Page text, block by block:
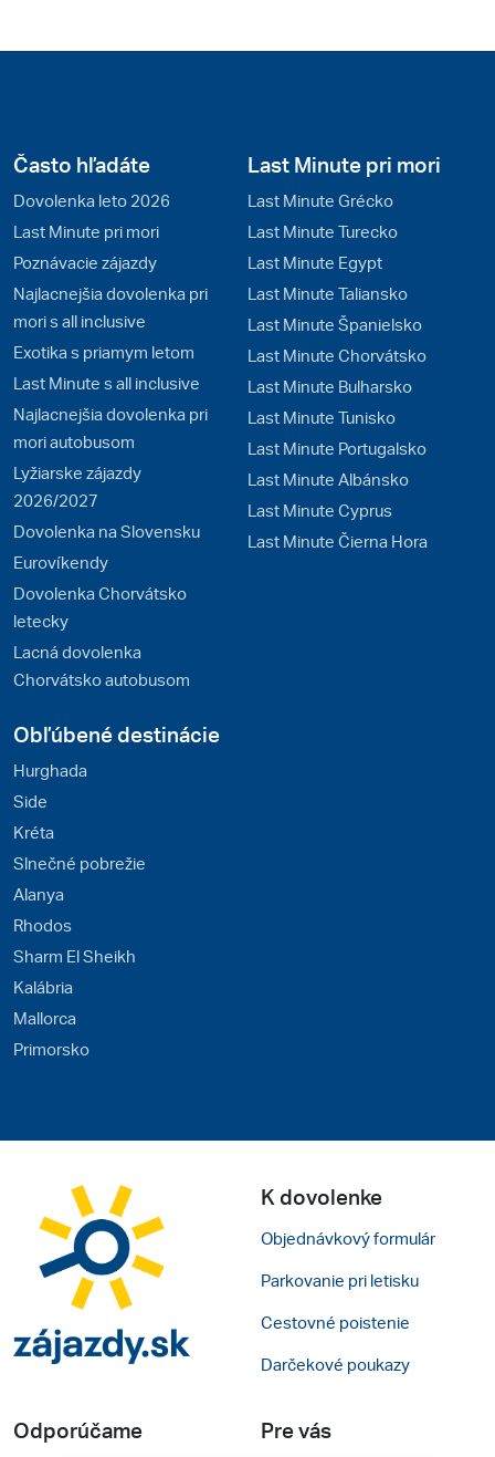
Často hľadáte
Dovolenka leto 2026
Last Minute pri mori
Poznávacie zájazdy
Najlacnejšia dovolenka pri
mori s all inclusive
Exotika s priamym letom
Last Minute s all inclusive
Najlacnejšia dovolenka pri
mori autobusom
Lyžiarske zájazdy
2026/2027
Dovolenka na Slovensku
Eurovíkendy
Dovolenka Chorvátsko
letecky
Lacná dovolenka
Chorvátsko autobusom
Last Minute pri mori
Last Minute Grécko
Last Minute Turecko
Last Minute Egypt
Last Minute Taliansko
Last Minute Španielsko
Last Minute Chorvátsko
Last Minute Bulharsko
Last Minute Tunisko
Last Minute Portugalsko
Last Minute Albánsko
Last Minute Cyprus
Last Minute Čierna Hora
Obľúbené destinácie
Hurghada
Side
Kréta
Slnečné pobrežie
Alanya
Rhodos
Sharm El Sheikh
Kalábria
Mallorca
Primorsko
K dovolenke
Objednávkový formulár
Parkovanie pri letisku
Cestovné poistenie
Darčekové poukazy
Odporúčame Pre vás